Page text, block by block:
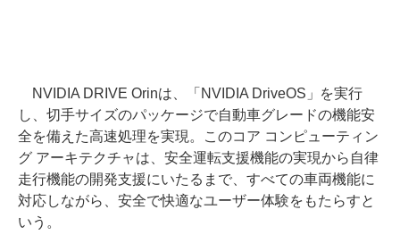
NVIDIA DRIVE Orinは、「NVIDIA DriveOS」を実行
し、切手サイズのパッケージで自動車グレードの機能安
全を備えた高速処理を実現。このコア コンピューティン
グ アーキテクチャは、安全運転支援機能の実現から自律
走行機能の開発支援にいたるまで、すべての車両機能に
対応しながら、安全で快適なユーザー体験をもたらすと
いう。